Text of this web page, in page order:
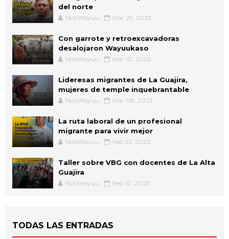
del norte
NotiWayuu Mar 29, 2023
Con garrote y retroexcavadoras
desalojaron Wayuukaso
NotiWayuu Mar 10, 2023
Lideresas migrantes de La Guajira,
mujeres de temple inquebrantable
NotiWayuu Mar 08, 2023
La ruta laboral de un profesional
migrante para vivir mejor
NotiWayuu Feb 23, 2023
Taller sobre VBG con docentes de La Alta
Guajira
NotiWayuu Feb 10, 2023
TODAS LAS ENTRADAS